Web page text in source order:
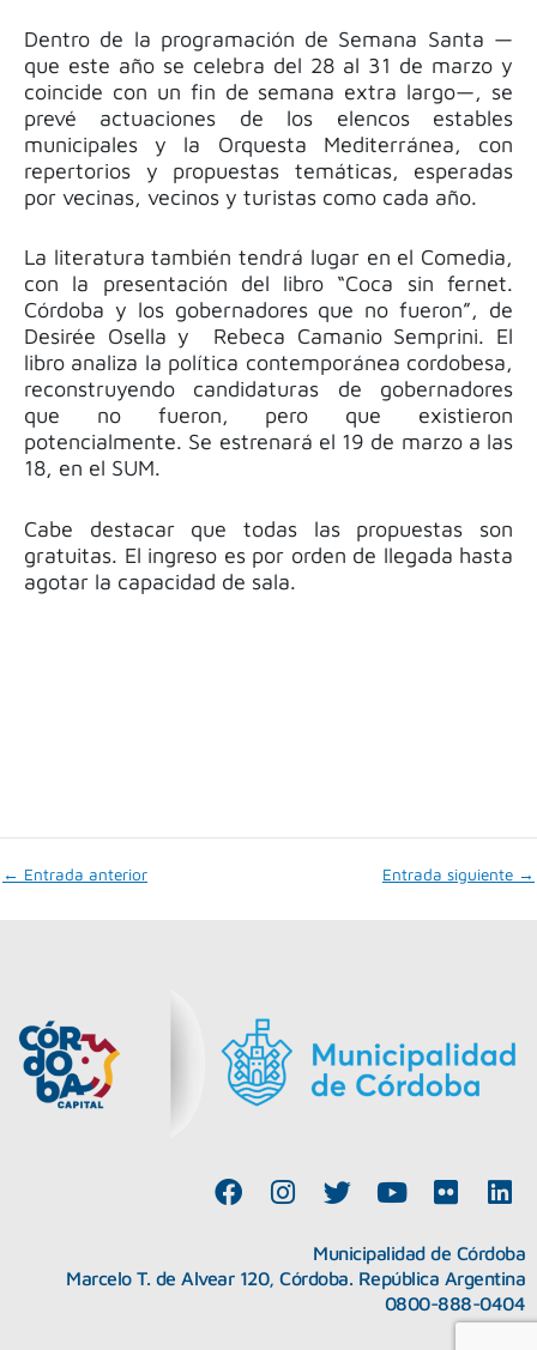
Dentro de la programación de Semana Santa —
que este año se celebra del 28 al 31 de marzo y
coincide con un fin de semana extra largo—, se
prevé actuaciones de los elencos estables
municipales y la Orquesta Mediterránea, con
repertorios y propuestas temáticas, esperadas
por vecinas, vecinos y turistas como cada año.
La literatura también tendrá lugar en el Comedia,
con la presentación del libro “Coca sin fernet.
Córdoba y los gobernadores que no fueron”, de
Desirée Osella y Rebeca Camanio Semprini. El
libro analiza la política contemporánea cordobesa,
reconstruyendo candidaturas de gobernadores
que no fueron, pero que existieron
potencialmente. Se estrenará el 19 de marzo a las
18, en el SUM.
Cabe destacar que todas las propuestas son
gratuitas. El ingreso es por orden de llegada hasta
agotar la capacidad de sala.
← Entrada anterior Entrada siguiente →
F
a
b
I
n
a
T
w
t
t
Y
o
t
u
b
F
l
c
k
r
L
i
k
e
d
Municipalidad de Córdoba
Marcelo T. de Alvear 120, Córdoba. República Argentina
0800-888-0404